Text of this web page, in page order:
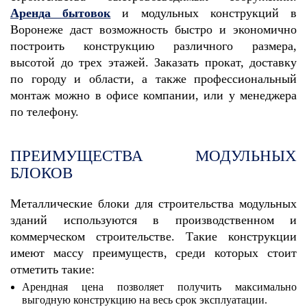
Аренда бытовоки модульных конструкций в
Воронеже даст возможность быстро и экономично
построить конструкцию различного размера,
высотой до трех этажей. Заказать прокат, доставку
по городу и области, а также профессиональный
монтаж можно в офисе компании, или у менеджера
по телефону.
ПРЕИМУЩЕСТВА МОДУЛЬНЫХ
БЛОКОВ
Металлические блоки для строительства модульных
зданий используются в производственном и
коммерческом строительстве. Такие конструкции
имеют массу преимуществ, среди которых стоит
отметить такие:
Арендная цена позволяет получить максимально
выгодную конструкцию на весь срок эксплуатации.